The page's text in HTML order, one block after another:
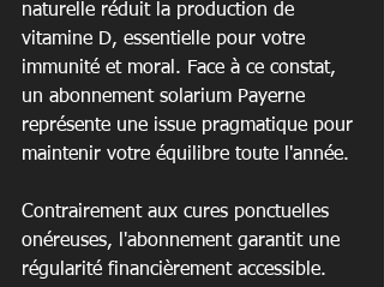
naturelle réduit la production de
vitamine D, essentielle pour votre
immunité et moral. Face à ce constat,
un abonnement solarium Payerne
représente une issue pragmatique pour
maintenir votre équilibre toute l'année.
Contrairement aux cures ponctuelles
onéreuses, l'abonnement garantit une
régularité financièrement accessible.